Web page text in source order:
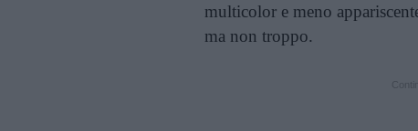
multicolor e meno
ma non troppo.